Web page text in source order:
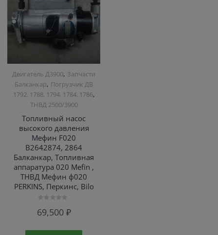
Двигатель Д3900, Запчасти
Балканкар, Погрузчик ДВ
1792, 1788, 1794, 1784, 1786,
ТНВД 2500/3900
Топливный насос
высокого давления
Мефин F020
B2642874, 2864
Балканкар, Топливная
аппаратура 020 Mefin ,
ТНВД Мефин ф020
PERKINS, Перкинс, Bilo
0
69,500 ₽